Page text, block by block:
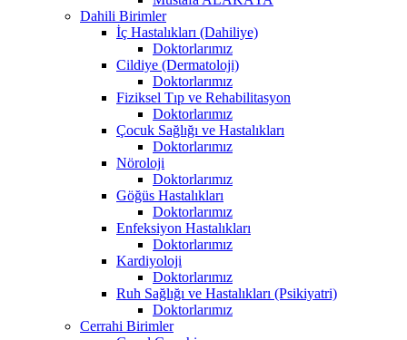
Dahili Birimler
İç Hastalıkları (Dahiliye)
Doktorlarımız
Cildiye (Dermatoloji)
Doktorlarımız
Fiziksel Tıp ve Rehabilitasyon
Doktorlarımız
Çocuk Sağlığı ve Hastalıkları
Doktorlarımız
Nöroloji
Doktorlarımız
Göğüs Hastalıkları
Doktorlarımız
Enfeksiyon Hastalıkları
Doktorlarımız
Kardiyoloji
Doktorlarımız
Ruh Sağlığı ve Hastalıkları (Psikiyatri)
Doktorlarımız
Cerrahi Birimler